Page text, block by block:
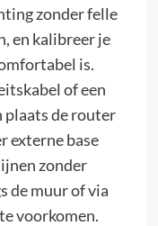
zonder felle
en kalibreer je
is.
of een
plaats de router
externe base
zonder
de muur of via
voorkomen.